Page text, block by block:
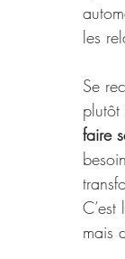
les
Se
faire
besoin
mais